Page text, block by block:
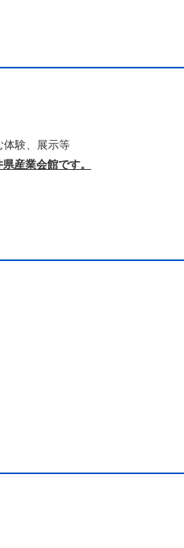
体験、展示等
産業会館です。
ついて